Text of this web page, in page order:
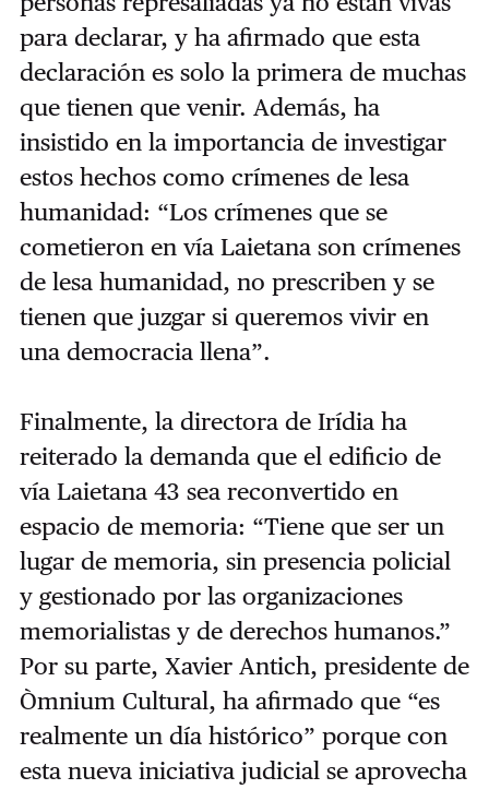
para declarar, y ha afirmado que esta
declaración es solo la primera de muchas
que tienen que venir. Además, ha
insistido en la importancia de investigar
estos hechos como crímenes de lesa
humanidad: “Los crímenes que se
cometieron en vía Laietana son crímenes
de lesa humanidad, no prescriben y se
tienen que juzgar si queremos vivir en
una democracia llena”.
Finalmente, la directora de Irídia ha
reiterado la demanda que el edificio de
vía Laietana 43 sea reconvertido en
espacio de memoria: “Tiene que ser un
lugar de memoria, sin presencia policial
y gestionado por las organizaciones
memorialistas y de derechos humanos.”
Por su parte, Xavier Antich, presidente de
Òmnium Cultural, ha afirmado que “es
realmente un día histórico” porque con
esta nueva iniciativa judicial se aprovecha